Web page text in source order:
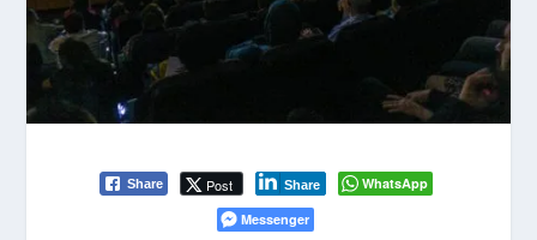
Share Post Share
WhatsApp
Messenger